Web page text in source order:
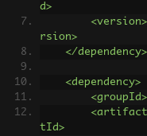
d>
<version>
rsion>
</dependency>
<dependency>
<groupId>
tId>